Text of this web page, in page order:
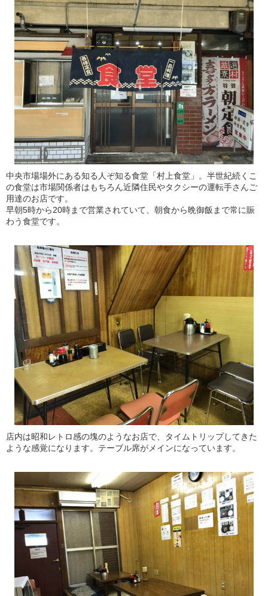
中央市場場外にある知る人ぞ知る食堂「村上食堂」。半世紀続くこ
の食堂は市場関係者はもちろん近隣住民やタクシーの運転手さんご
用達のお店です。
早朝5時から20時まで営業されていて、朝食から晩御飯まで常に賑
わう食堂です。
店内は昭和レトロ感の塊のようなお店で、タイムトリップしてきた
ような感覚になります。テーブル席がメインになっています。